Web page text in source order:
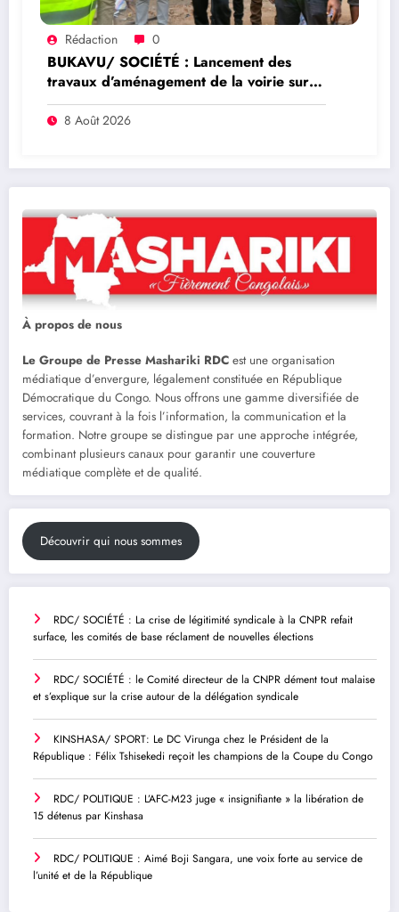
Rédaction 0
BUKAVU/ SOCIÉTÉ : Lancement des
travaux d’aménagement de la voirie sur
l’avenue Nyofu 1: l’entreprise Group
Mushegera Services exécutera 1200
8 Août 2026
À propos de nous
Le Groupe de Presse Mashariki RDC est une organisation
médiatique d’envergure, légalement constituée en République
Démocratique du Congo. Nous offrons une gamme diversifiée de
services, couvrant à la fois l’information, la communication et la
formation. Notre groupe se distingue par une approche intégrée,
combinant plusieurs canaux pour garantir une couverture
médiatique complète et de qualité.
Découvrir qui nous sommes
RDC/ SOCIÉTÉ : La crise de légitimité syndicale à la CNPR refait
surface, les comités de base réclament de nouvelles élections
RDC/ SOCIÉTÉ : le Comité directeur de la CNPR dément tout malaise
et s’explique sur la crise autour de la délégation syndicale
KINSHASA/ SPORT: Le DC Virunga chez le Président de la
République : Félix Tshisekedi reçoit les champions de la Coupe du Congo
RDC/ POLITIQUE : L’AFC-M23 juge « insignifiante » la libération de
15 détenus par Kinshasa
RDC/ POLITIQUE : Aimé Boji Sangara, une voix forte au service de
l’unité et de la République